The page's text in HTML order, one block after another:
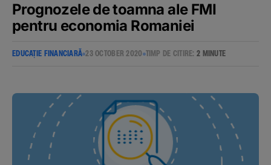
Campanii
Evenimente
Podcast
Prognozele de toamna ale FMI
pentru economia Romaniei
EDUCAȚIE FINANCIARĂ 23 OCTOBER 2020 TIMP DE CITIRE:2 MINUTE